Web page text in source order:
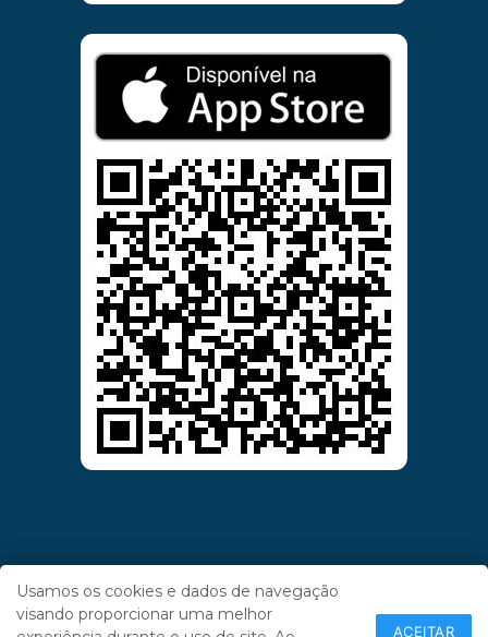
Usamos os cookies e dados de navegação
visando proporcionar uma melhor
ACEITAR